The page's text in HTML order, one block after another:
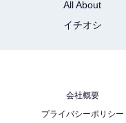
All About
イチオシ
会社概要
プライバシーポリシー